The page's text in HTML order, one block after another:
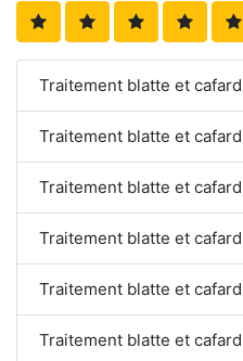
Traitement blatte et
Traitement blatte et
Traitement blatte et
Traitement blatte et
Traitement blatte et
Traitement blatte et